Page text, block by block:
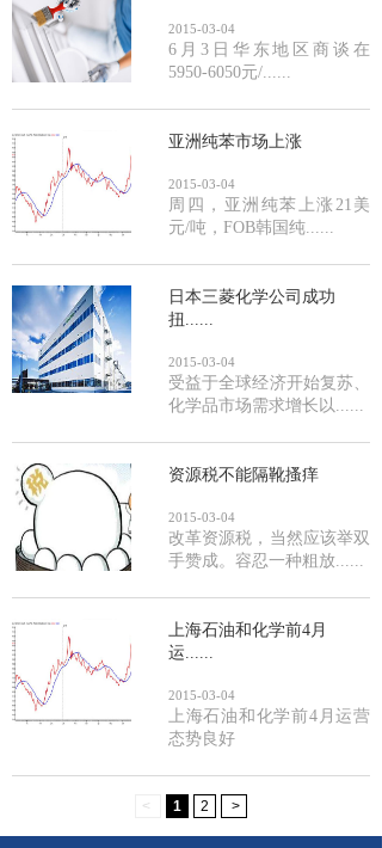
2015-03-04
6月3日华东地区商谈在
5950-6050元/......
亚洲纯苯市场上涨
2015-03-04
周四，亚洲纯苯上涨21美
元/吨，FOB韩国纯......
日本三菱化学公司成功
扭......
2015-03-04
受益于全球经济开始复苏、
化学品市场需求增长以......
资源税不能隔靴搔痒
2015-03-04
改革资源税，当然应该举双
手赞成。容忍一种粗放......
上海石油和化学前4月
运......
2015-03-04
上海石油和化学前4月运营
态势良好
< 1 2 >